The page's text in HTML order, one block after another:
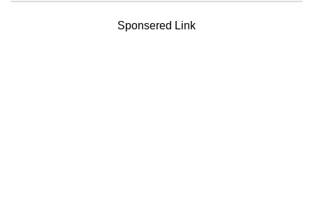
Sponsered Link